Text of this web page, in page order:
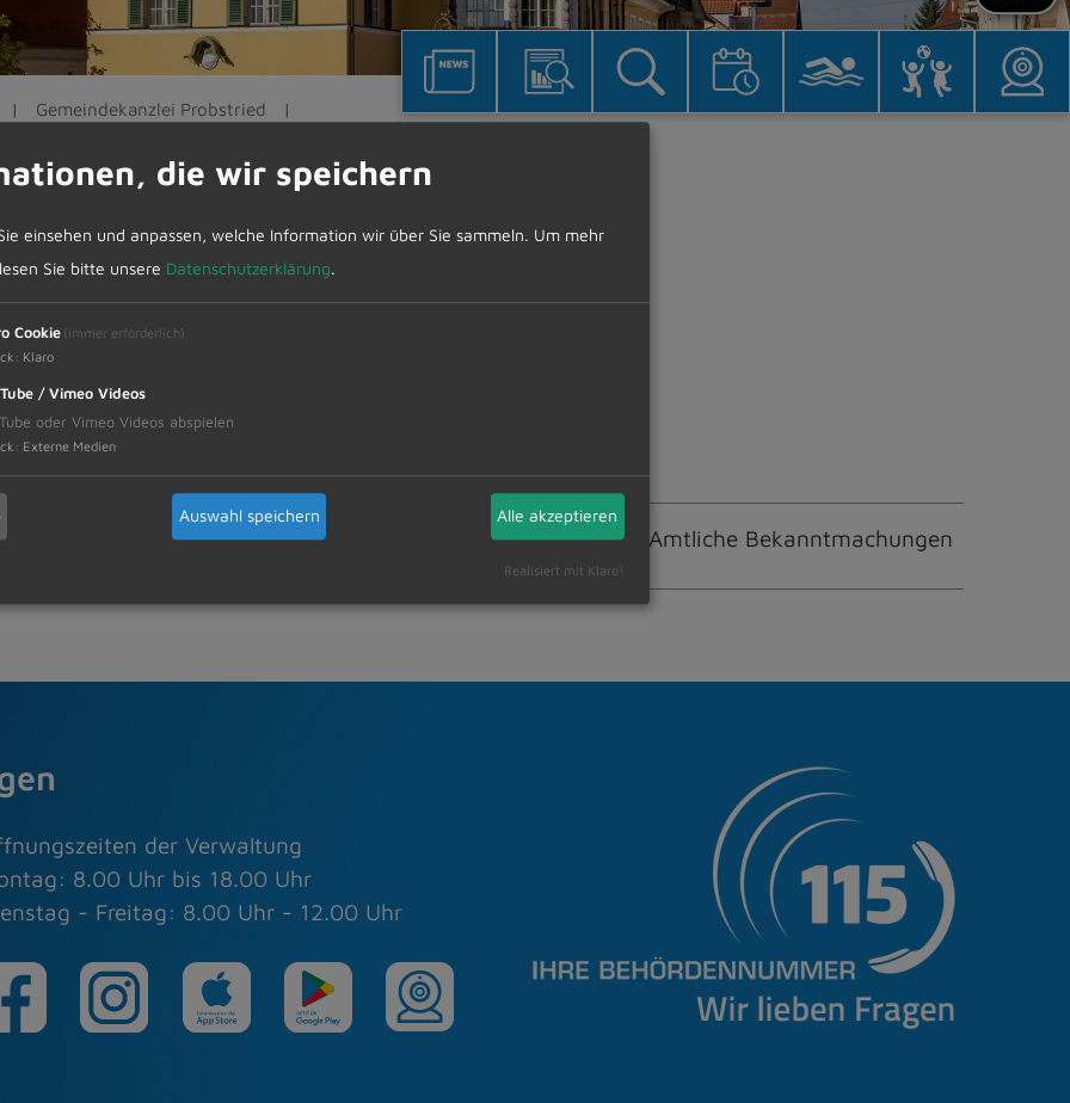
Gemeindekanzlei Probstried
06.06.2024 kein Parteiverkehr statt.
10.05.2024 Amtliche Bekanntmachungen
der Verwaltung
8.00 Uhr bis 18.00 Uhr
- Freitag: 8.00 Uhr - 12.00 Uhr
die wir speichern
einsehen und anpassen, welche Information wir über Sie sammeln. Um mehr
Sie bitte unsere Datenschutzerklärung.
Cookie (immer erforderlich)
: Klaro
/ Vimeo Videos
oder Vimeo Videos abspielen
: Externe Medien
Auswahl speichern Alle akzeptieren
Realisiert mit Klaro!